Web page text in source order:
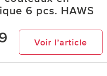
6 pcs. HAWS
Voir l’article